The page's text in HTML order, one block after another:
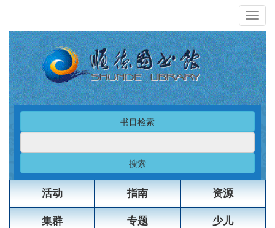
书目检索
搜索
活动 指南 资源
集群 专题 少儿